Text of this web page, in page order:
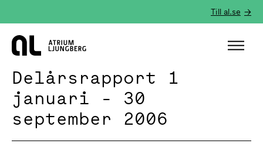
Till al.se
Hem
Delårsrapport 1
januari - 30
september 2006